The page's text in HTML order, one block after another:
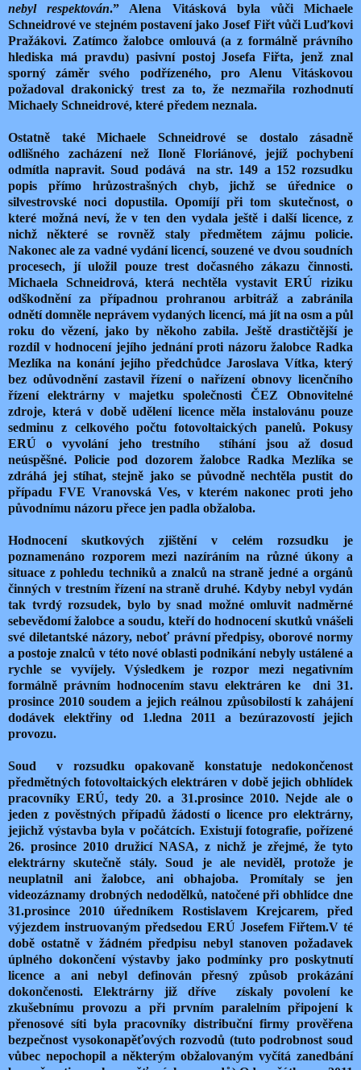
nebyl respektován.” Alena Vitásková byla vůči Michaele
Schneidrové ve stejném postavení jako Josef Fiřt vůči Luďkovi
Pražákovi. Zatímco žalobce omlouvá (a z formálně právního
hlediska má pravdu) pasivní postoj Josefa Fiřta, jenž znal
sporný záměr svého podřízeného, pro Alenu Vitáskovou
požadoval drakonický trest za to, že nezmařila rozhodnutí
Michaely Schneidrové, které předem neznala.
Ostatně také Michaele Schneidrové se dostalo zásadně
odlišného zacházení než Iloně Floriánové, jejíž pochybení
odmítla napravit. Soud podává na str. 149 a 152 rozsudku
popis přímo hrůzostrašných chyb, jichž se úřednice o
silvestrovské noci dopustila. Opomíjí při tom skutečnost, o
které možná neví, že v ten den vydala ještě i další licence, z
nichž některé se rovněž staly předmětem zájmu policie.
Nakonec ale za vadné vydání licencí, souzené ve dvou soudních
procesech, jí uložil pouze trest dočasného zákazu činnosti.
Michaela Schneidrová, která nechtěla vystavit ERÚ riziku
odškodnění za případnou prohranou arbitráž a zabránila
odnětí domněle neprávem vydaných licencí, má jít na osm a půl
roku do vězení, jako by někoho zabila. Ještě drastičtější je
rozdíl v hodnocení jejího jednání proti názoru žalobce Radka
Mezlíka na konání jejího předchůdce Jaroslava Vítka, který
bez odůvodnění zastavil řízení o nařízení obnovy licenčního
řízení elektrárny v majetku společnosti ČEZ Obnovitelné
zdroje, která v době udělení licence měla instalovánu pouze
sedminu z celkového počtu fotovoltaických panelů. Pokusy
ERÚ o vyvolání jeho trestního stíhání jsou až dosud
neúspěšné. Policie pod dozorem žalobce Radka Mezlíka se
zdráhá jej stíhat, stejně jako se původně nechtěla pustit do
případu FVE Vranovská Ves, v kterém nakonec proti jeho
původnímu názoru přece jen padla obžaloba.
Hodnocení skutkových zjištění v celém rozsudku je
poznamenáno rozporem mezi nazíráním na různé úkony a
situace z pohledu techniků a znalců na straně jedné a orgánů
činných v trestním řízení na straně druhé. Kdyby nebyl vydán
tak tvrdý rozsudek, bylo by snad možné omluvit nadměrné
sebevědomí žalobce a soudu, kteří do hodnocení skutků vnášeli
své diletantské názory, neboť právní předpisy, oborové normy
a postoje znalců v této nové oblasti podnikání nebyly ustálené a
rychle se vyvíjely. Výsledkem je rozpor mezi negativním
formálně právním hodnocením stavu elektráren ke dni 31.
prosince 2010 soudem a jejich reálnou způsobilostí k zahájení
dodávek elektřiny od 1.ledna 2011 a bezúrazovostí jejich
provozu.
Soud v rozsudku opakovaně konstatuje nedokončenost
předmětných fotovoltaických elektráren v době jejich obhlídek
pracovníky ERÚ, tedy 20. a 31.prosince 2010. Nejde ale o
jeden z pověstných případů žádostí o licence pro elektrárny,
jejichž výstavba byla v počátcích. Existují fotografie, pořízené
26. prosince 2010 družicí NASA, z nichž je zřejmé, že tyto
elektrárny skutečně stály. Soud je ale neviděl, protože je
neuplatnil ani žalobce, ani obhajoba. Promítaly se jen
videozáznamy drobných nedodělků, natočené při obhlídce dne
31.prosince 2010 úředníkem Rostislavem Krejcarem, před
výjezdem instruovaným předsedou ERÚ Josefem Fiřtem.V té
době ostatně v žádném předpisu nebyl stanoven požadavek
úplného dokončení výstavby jako podmínky pro poskytnutí
licence a ani nebyl definován přesný způsob prokázání
dokončenosti. Elektrárny již dříve získaly povolení ke
zkušebnímu provozu a při prvním paralelním připojení k
přenosové síti byla pracovníky distribuční firmy prověřena
bezpečnost vysokonapěťových rozvodů (tuto podrobnost soud
vůbec nepochopil a některým obžalovaným vyčítá zanedbání